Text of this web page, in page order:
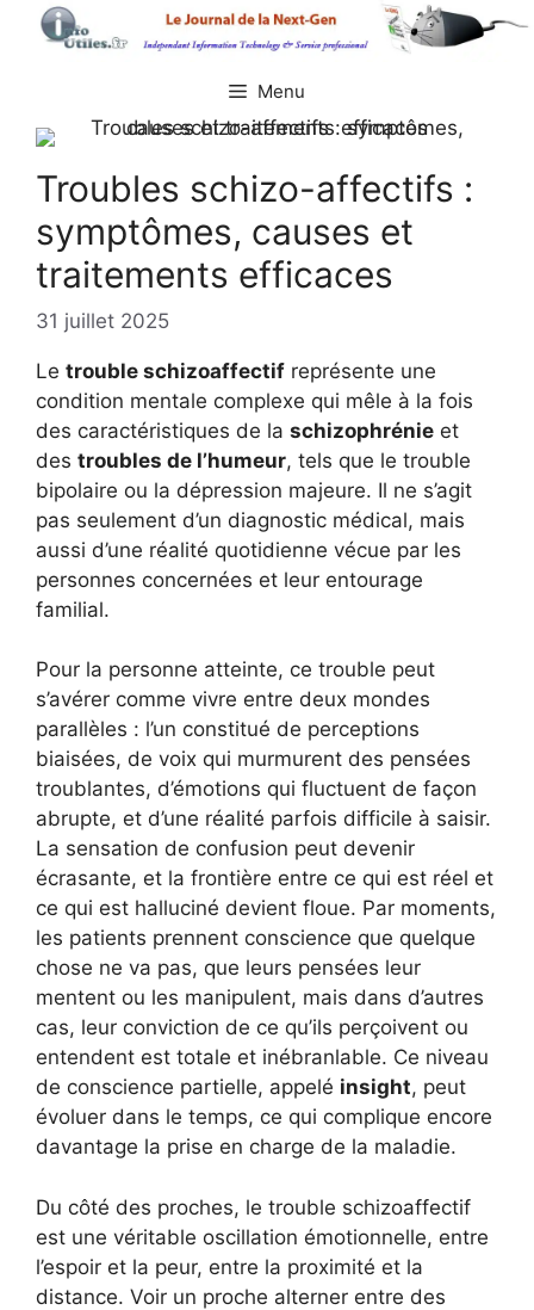
Aller
Menu
Troubles schizo-affectifs :
symptômes, causes et
traitements efficaces
31 juillet 2025
Le trouble schizoaffectif représente une
condition mentale complexe qui mêle à la fois
des caractéristiques de la schizophrénie et
des troubles de l’humeur, tels que le trouble
bipolaire ou la dépression majeure. Il ne s’agit
pas seulement d’un diagnostic médical, mais
aussi d’une réalité quotidienne vécue par les
personnes concernées et leur entourage
familial.
Pour la personne atteinte, ce trouble peut
s’avérer comme vivre entre deux mondes
parallèles : l’un constitué de perceptions
biaisées, de voix qui murmurent des pensées
troublantes, d’émotions qui fluctuent de façon
abrupte, et d’une réalité parfois difficile à saisir.
La sensation de confusion peut devenir
écrasante, et la frontière entre ce qui est réel et
ce qui est halluciné devient floue. Par moments,
les patients prennent conscience que quelque
chose ne va pas, que leurs pensées leur
mentent ou les manipulent, mais dans d’autres
cas, leur conviction de ce qu’ils perçoivent ou
entendent est totale et inébranlable. Ce niveau
de conscience partielle, appelé insight, peut
évoluer dans le temps, ce qui complique encore
davantage la prise en charge de la maladie.
Du côté des proches, le trouble schizoaffectif
est une véritable oscillation émotionnelle, entre
l’espoir et la peur, entre la proximité et la
distance. Voir un proche alterner entre des